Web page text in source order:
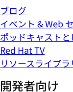
ブログ
イベント & Web
ポッドキャスト
Red Hat TV
リソースライブラ
開発者向け